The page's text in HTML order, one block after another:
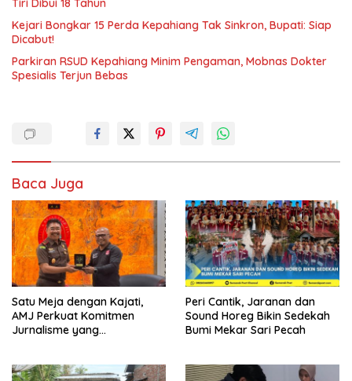
Tiri Dibui 18 Tahun
Kejari Bongkar 15 Perda Kepahiang Tak Sinkron, Bupati: Siap
Dicabut!
Parkiran RSUD Kepahiang Minim Pengaman, Mobnas Dokter
Spesialis Terjun Bebas
Baca Juga
Satu Meja dengan Kajati,
AMJ Perkuat Komitmen
Jurnalisme yang
Peri Cantik, Jaranan dan
Sound Horeg Bikin Sedekah
Bumi Mekar Sari Pecah